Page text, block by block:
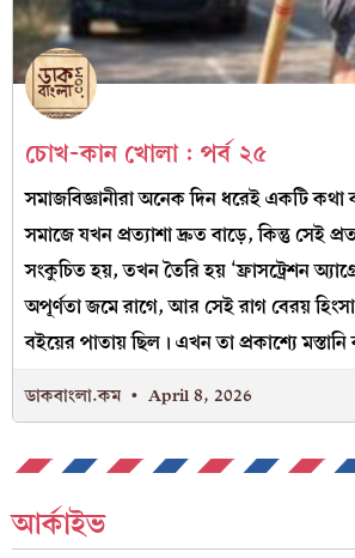
চোখ-কান খোলা : পর্ব ২৫
সমাজবিজ্ঞানীরা অনেক দিন ধরেই একটি
সমাজে যখন প্রত্যাশা দ্রুত বাড়ে, কিন্তু সেই
সংকুচিত হয়, তখন তৈরি হয় ‘ফ্রাসট্রেশন
অপূর্ণতা জমে রাগে, আর সেই রাগ বেরয়
বইয়ের পাতায় ছিল। এখন তা প্রকাশ্যে
ডাকবাংলা.কম April 8, 2026
আর্কাইভ